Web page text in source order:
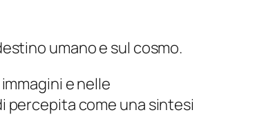
umano e sul cosmo.
e nelle
percepita come una sintesi